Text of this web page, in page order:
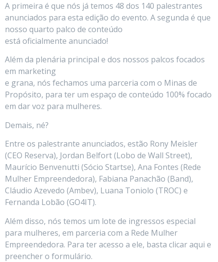
A primeira é que nós já temos 48 dos 140 palestrantes
anunciados para esta edição do evento. A segunda é que
nosso quarto palco de conteúdo
está oficialmente anunciado!
Além da plenária principal e dos nossos palcos focados
em marketing
e grana, nós fechamos uma parceria com o Minas de
Propósito, para ter um espaço de conteúdo 100% focado
em dar voz para mulheres.
Demais, né?
Entre os palestrante anunciados, estão Rony Meisler
(CEO Reserva), Jordan Belfort (Lobo de Wall Street),
Maurício Benvenutti (Sócio Startse), Ana Fontes (Rede
Mulher Empreendedora), Fabiana Panachão (Band),
Cláudio Azevedo (Ambev), Luana Toniolo (TROC) e
Fernanda Lobão (GO4IT).
Além disso, nós temos um lote de ingressos especial
para mulheres, em parceria com a Rede Mulher
Empreendedora. Para ter acesso a ele, basta clicar aqui e
preencher o formulário.